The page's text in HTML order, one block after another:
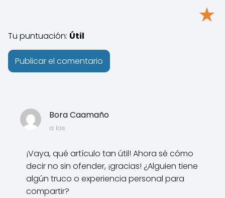
Bora Caamaño
a las
¡Vaya, qué artículo tan útil! Ahora sé cómo
decir no sin ofender, ¡gracias! ¿Alguien tiene
algún truco o experiencia personal para
compartir?
★
Tu puntuación: Útil